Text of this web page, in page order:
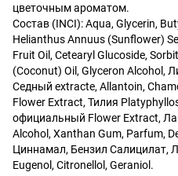
цветочным ароматом.
Состав (INCI): Aqua, Glycerin,
Helianthus Annuus (Sunflower)
Fruit Oil, Cetearyl Glucoside,
(Coconut) Oil, Glyceron Alcohol,
Седный extracte, Allantoin,
Flower Extract, Тилия
официальный Flower Extract,
Alcohol, Xanthan Gum, Parfum,
Циннамал, Бензил Салицилат,
Eugenol, Citronellol, Geraniol.